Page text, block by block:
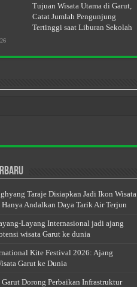
Tujuan Wisata Utama di Garut,
Catat Jumlah Pengunjung
Tertinggi saat Liburan Sekolah
Taraje Disiapkan Jadi Ikon Wisata
Hanya Andalkan Daya Tarik Air Terjun
Layang Internasional jadi ajang
wisata Garut ke dunia
Kite Festival 2026: Ajang
Garut ke Dunia
Dorong Perbaikan Infrastruktur